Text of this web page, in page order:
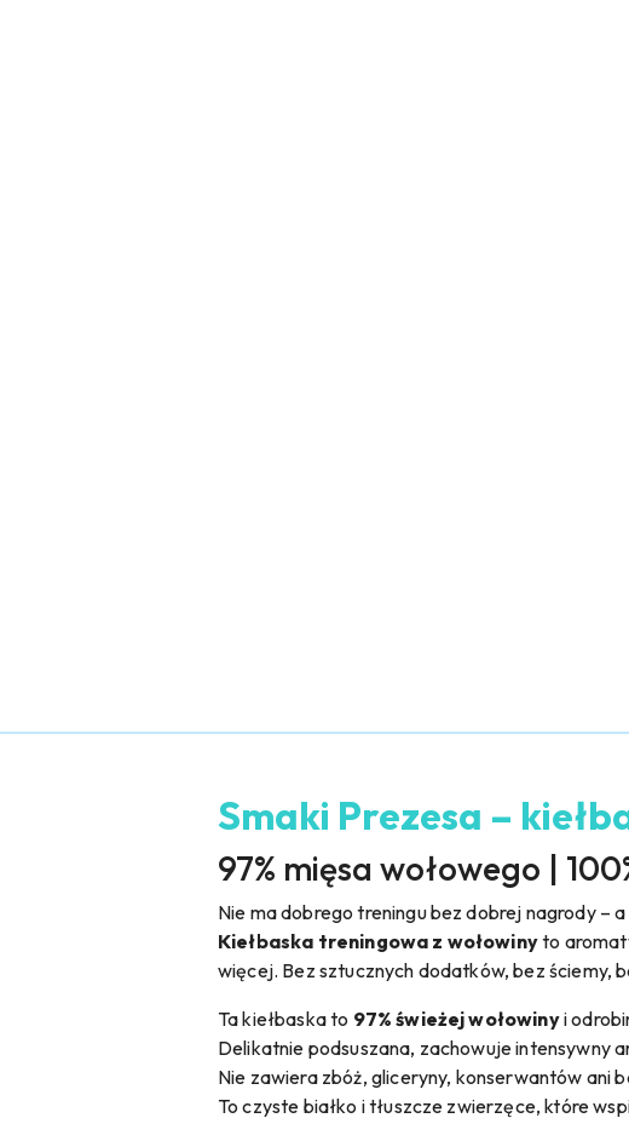
Smaki Prezesa –
97% mięsa wołowego |
Nie ma dobrego treningu bez dobrej nagrody –
Kiełbaska treningowa z wołowinyto
więcej. Bez sztucznych dodatków, bez ściemy,
Ta kiełbaska to 97% świeżej wołowinyi
Delikatnie podsuszana, zachowuje intensywny
Nie zawiera zbóż, gliceryny, konserwantów ani
To czyste białko i tłuszcze zwierzęce, które